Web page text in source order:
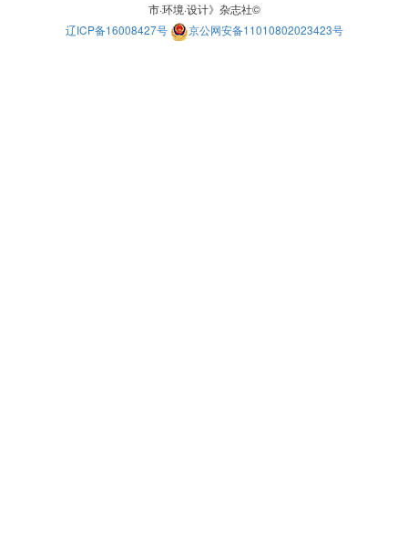
市·环境·设计》杂志社©
辽ICP备16008427号
京公网安备11010802023423号